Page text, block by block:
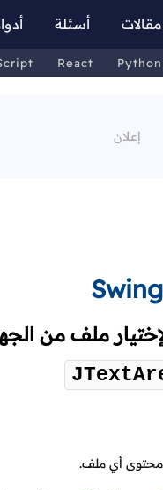
مقالات أسئلة
React Python
Swing
ملف من
محتوى أي ملف.